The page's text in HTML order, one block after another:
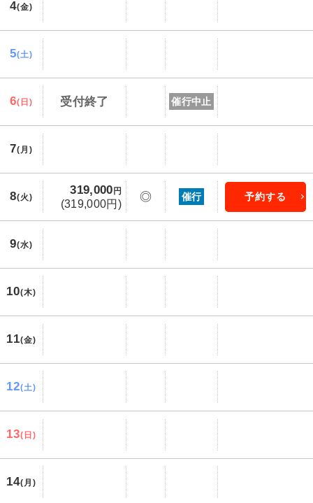
4(金)
5(土)
6(日) 受付終了 催行中止
7(月)
8(火)
319,000 円
(319,000円)
◎ 催行 予約する
9(水)
10(木)
11(金)
12(土)
13(日)
14(月)